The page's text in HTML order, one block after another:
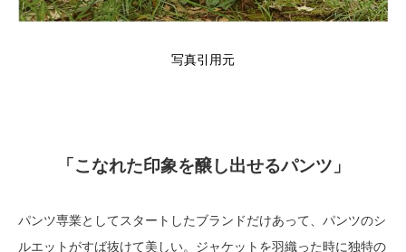
写真引用元
「こなれた印象を醸し出せるパンツ」
パンツ専業としてスタートしたブランドだけあって、パンツのシ
ルエットがすば抜けて美しい。ジャケットを羽織った時に独特の